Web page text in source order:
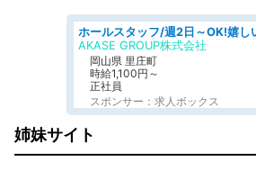
AKASE GROUP株式会社
岡山県 里庄町
時給1,100円～
正社員
スポンサー：求人ボックス
姉妹サイト